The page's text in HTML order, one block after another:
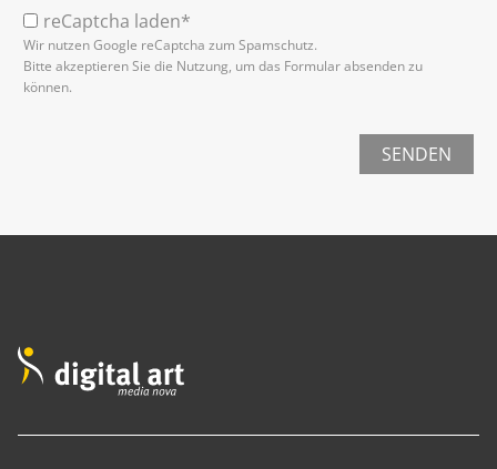
reCaptcha laden*
Wir nutzen Google reCaptcha zum Spamschutz.
Bitte akzeptieren Sie die Nutzung, um das Formular absenden zu
können.
SENDEN